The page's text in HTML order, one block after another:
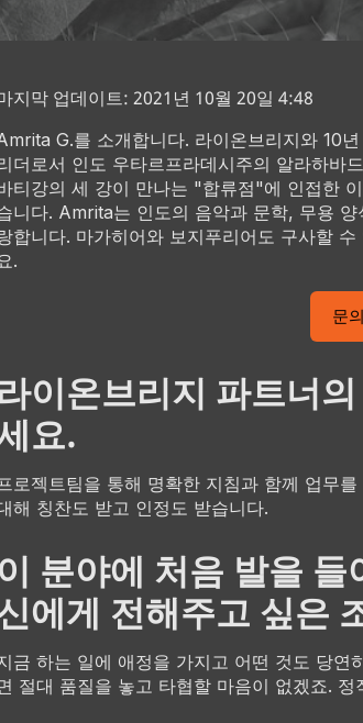
지막 업데이트: 2021년 10월 20일 4:48
G.를 소개합니다. 라이온브리지와 10
더로서 인도 우타르프라데시주의 알라하바
티강의 세 강이 만나는 "합류점"에 인접한
니다. Amrita는 인도의 음악과 문학, 무용
합니다. 마가히어와 보지푸리어도 구사할
.
문
라이온브리지 파트너
요.
로젝트팀을 통해 명확한 지침과 함께 업무
해 칭찬도 받고 인정도 받습니다.
이 분야에 처음 발을
에게 전해주고 싶은
금 하는 일에 애정을 가지고 어떤 것도 당
절대 품질을 놓고 타협할 마음이 없겠죠.